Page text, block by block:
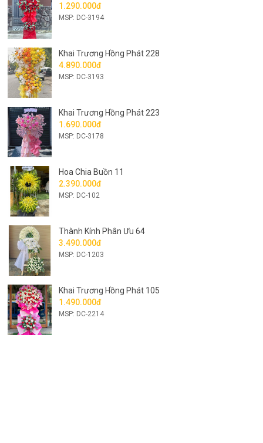
1.290.000đ
MSP: DC-3194
Khai Trương Hồng Phát 228
4.890.000đ
MSP: DC-3193
Khai Trương Hồng Phát 223
1.690.000đ
MSP: DC-3178
Hoa Chia Buồn 11
2.390.000đ
MSP: DC-102
Thành Kính Phân Ưu 64
3.490.000đ
MSP: DC-1203
Khai Trương Hồng Phát 105
1.490.000đ
MSP: DC-2214